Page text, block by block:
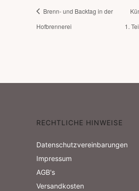
Brenn- und Backtag in der
Hofbrennerei
1.
RECHTLICHE HINWEISE
Datenschutzvereinbarungen
Impressum
AGB's
Versandkosten